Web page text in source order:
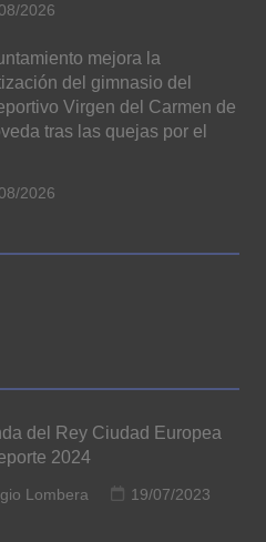
2026
mejora la
del gimnasio del
Virgen del Carmen de
tras las quejas por el
2026
del Rey Ciudad Europea
2024
Lombera
19/07/2023